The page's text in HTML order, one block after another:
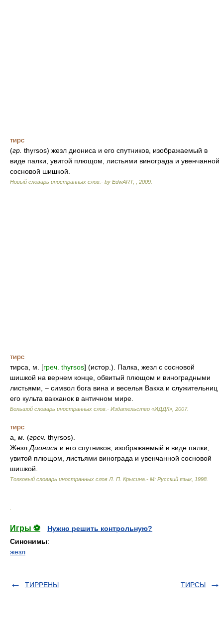
тирс
(гр. thyrsos) жезл диониса и его спутников, изображаемый в
виде палки, увитой плющом, листьями винограда и увенчанной
сосновой шишкой.
Новый словарь иностранных слов.- by EdwART, 2009
тирс
тирса, м. [греч. thyrsos] (истор.). Палка, жезл с сосновой
шишкой на вернем конце, обвитый плющом и виноградными
листьями, – символ бога вина и веселья Вакха и служительниц
его культа вакханок в античном мире.
Большой словарь иностранных слов.- Издательство «ИДДК» 2007.
тирс
а, м. (греч. thyrsos).
Жезл Диониса и его спутников, изображаемый в виде палки,
увитой плющом, листьями винограда и увенчанной сосновой
шишкой.
Толковый словарь иностранных слов Л. П. Крысина.- М: Русский язык, 1998
Игры ⚽
Нужно решить контрольную?
Синонимы:
жезл
ТИРРЕНЫ ТИРСЫ